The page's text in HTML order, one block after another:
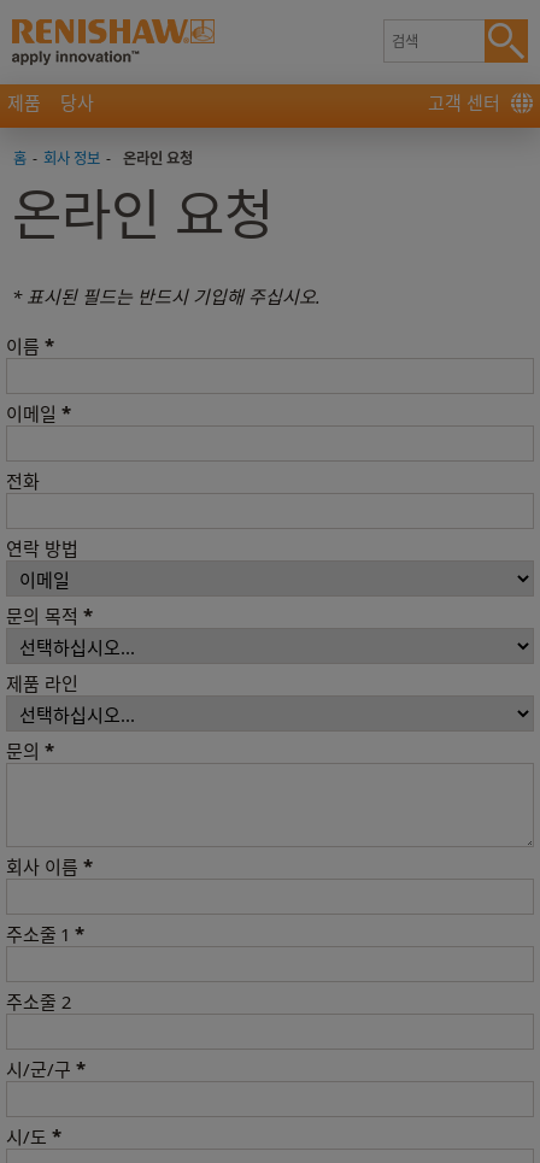
제품 당사 고객 센터
홈 - 회사 정보 - 온라인 요청
온라인 요청
* 표시된 필드는 반드시 기입해 주십시오.
이름 *
이메일 *
전화
연락 방법
문의 목적 *
제품 라인
문의 *
회사 이름 *
주소줄 1 *
주소줄 2
시/군/구 *
시/도 *